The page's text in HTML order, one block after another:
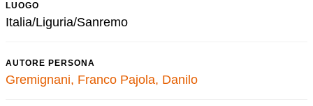
LUOGO
Italia/Liguria/Sanremo
AUTORE PERSONA
Gremignani, Franco Pajola, Danilo